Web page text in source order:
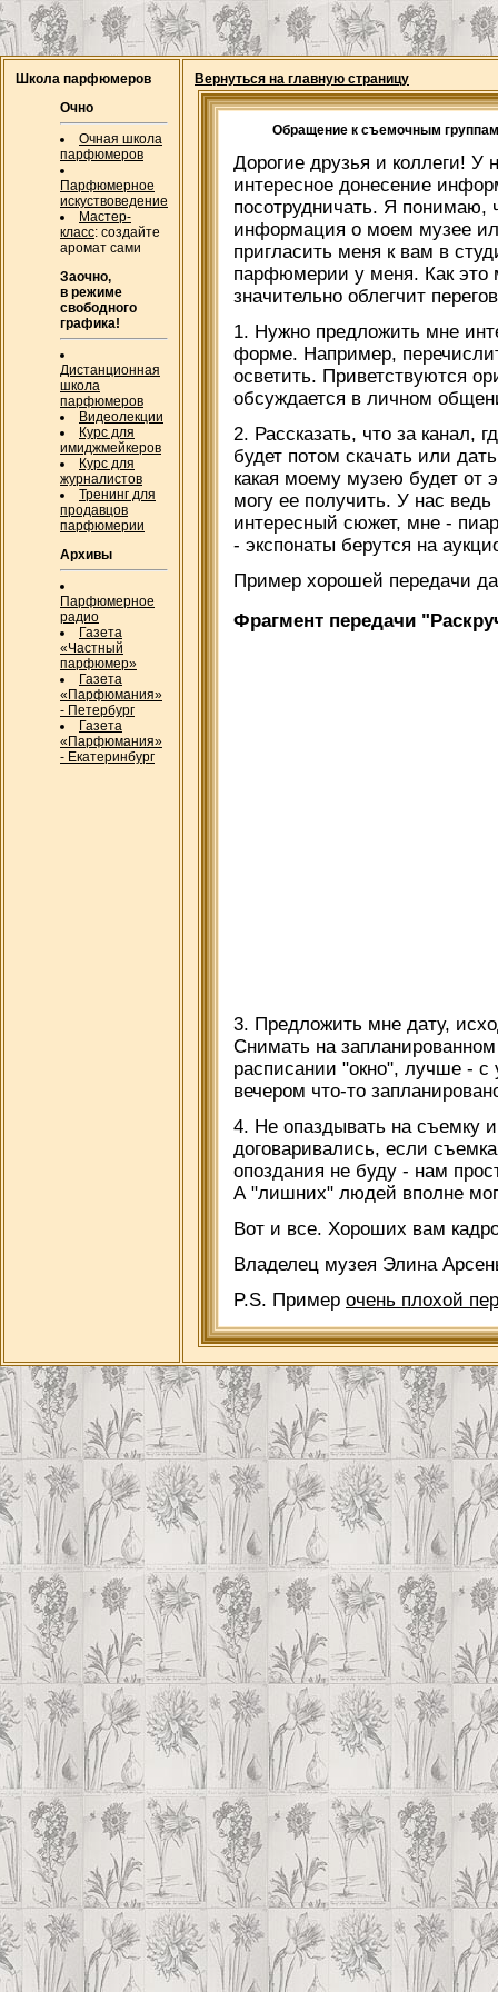
Школа парфюмеров
Очно
Очная школа
парфюмеров
Парфюмерное
искуствоведение
Мастер-
класс: создайте
аромат сами
Заочно,
в режиме
свободного
графика!
Дистанционная
школа
парфюмеров
Видеолекции
Курс для
имиджмейкеров
Курс для
журналистов
Тренинг для
продавцов
парфюмерии
Архивы
Парфюмерное
радио
Газета
«Частный
парфюмер»
Газета
«Парфюмания»
- Петербург
Газета
«Парфюмания»
- Екатеринбург
Вернуться на главную страницу
Обращение к съемочным
Дорогие друзья и коллеги! У
интересное донесение
посотрудничать. Я понимаю,
информация о моем музее
пригласить меня к вам в
парфюмерии у меня. Как это
значительно облегчит
1. Нужно предложить мне
форме. Например,
осветить. Приветствуются
обсуждается в личном
2. Рассказать, что за канал,
будет потом скачать или
какая моему музею будет от
могу ее получить. У нас
интересный сюжет, мне -
- экспонаты берутся на
Пример хорошей передачи
Фрагмент передачи
3. Предложить мне дату,
Снимать на
расписании "окно", лучше -
вечером что-то
4. Не опаздывать на съемку
договаривались, если
опоздания не буду - нам
А "лишних" людей вполне
Вот и все. Хороших вам
Владелец музея Элина
P.S. Пример очень плохой